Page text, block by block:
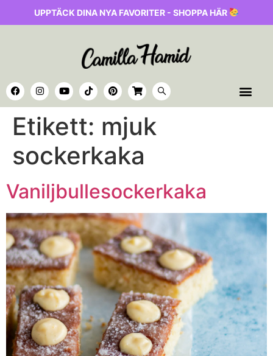
UPPTÄCK DINA NYA FAVORITER - SHOPPA HÄR
Etikett: mjuk
sockerkaka
Vaniljbullesockerkaka